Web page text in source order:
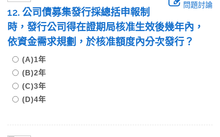
問題討論
12. 公司債募集發行採總括申報制
時，發行公司得在證期局核准生效後幾年內，
依資金需求規劃，於核准額度內分次發行？
(A)1年
(B)2年
(C)3年
(D)4年